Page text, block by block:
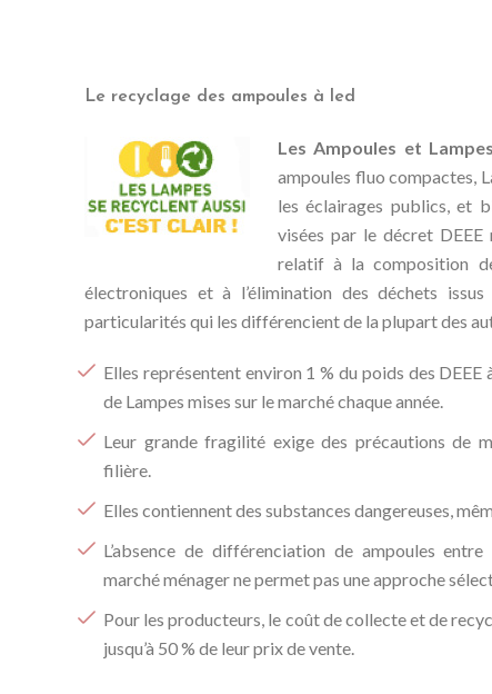
Le recyclage des ampoules à led
Les Ampoules et
ampoules fluo compactes,
les éclairages publics, et
visées par le décret
relatif à la composition
électroniques et à l’élimination des déchets
particularités qui les différencient de la plupart des
Elles représentent environ 1 % du poids des
de Lampes mises sur le marché chaque année.
Leur grande fragilité exige des précautions de
filière.
Elles contiennent des substances dangereuses,
L’absence de différenciation de ampoules
marché ménager ne permet pas une approche
Pour les producteurs, le coût de collecte et de
jusqu’à 50 % de leur prix de vente.